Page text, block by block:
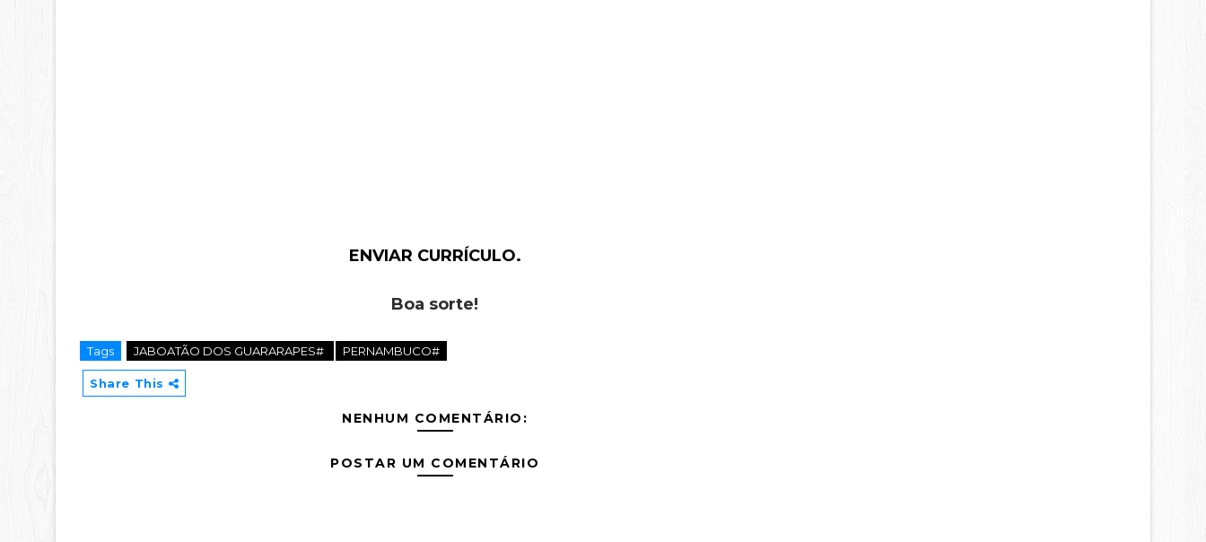
ENVIAR CURRÍCULO.
Boa sorte!
Tags JABOATÃO DOS GUARARAPES# PERNAMBUCO#
Share This
NENHUM COMENTÁRIO:
POSTAR UM COMENTÁRIO